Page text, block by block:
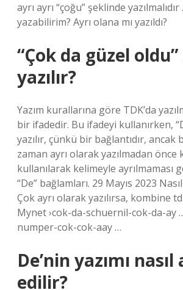
ayrı ayrı “çoğu” şeklinde
yazabilirim? Ayrı olana mı yazıldı?
“Çok da güzel oldu”
yazılır?
Yazım kurallarına göre TDK’da
bir ifadedir. Bu ifadeyi kullanırken,
yazılır, çünkü bir bağlantıdır, ancak
zaman ayrı olarak yazılmadan önce
kullanılarak kelimeyle ayrılmaması
“De” bağlamları. 29 Mayıs 2023
Çok ayrı olarak yazılırsa, kombine
Mynet ›cok-da-schuernil-cok-da-ay
numper-cok-cok-aay …
De’nin yazımı nasıl
edilir?